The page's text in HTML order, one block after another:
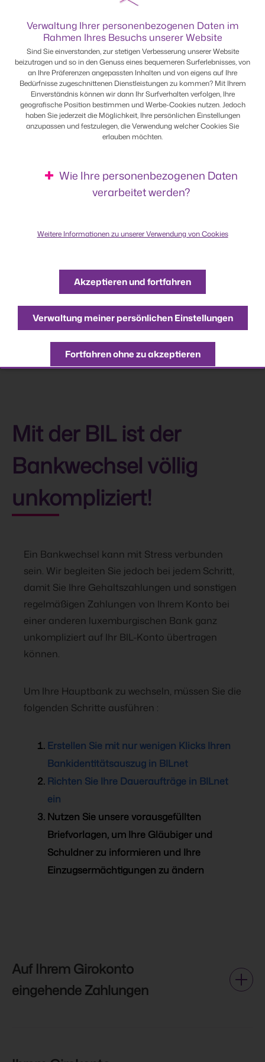
Vereinfachte Verwaltung
und Zeitersparnis
Durch die Zentralisierung Ihrer
Online-Banking-App BILnet können
Sie Ihre Konten überwachen und Ihre
Mit der BIL ist der
Bankwechsel völlig
unkompliziert!
Ein Bankwechsel kann mit Stress verbunden
sein. Wir begleiten Sie jedoch bei jedem Schritt,
damit Sie Ihre Gehaltszahlungen und sonstigen
regelmäßigen Zahlungen von Ihrem Konto bei
einer anderen luxemburgischen Bank ganz
unkompliziert auf Ihr BIL-Konto übertragen
können.
Um Ihre Hauptbank zu wechseln, müssen Sie die
folgenden Schritte ausführen :
Erstellen Sie mit nur wenigen Klicks Ihren
Bankidentitätsauszug in BILnet
Richten Sie Ihre Daueraufträge in BILnet
ein
Nutzen Sie unsere vorausgefüllten
Briefvorlagen, um Ihre Gläubiger und
Schuldner zu informieren und Ihre
Einzugsermächtigungen zu ändern
Auf Ihrem Girokonto
eingehende Zahlungen
Verwaltung Ihrer personenbezogenen Daten im
Rahmen Ihres Besuchs unserer Website
Sind Sie einverstanden, zur stetigen Verbesserung unserer Website
beizutragen und so in den Genuss eines bequemeren Surferlebnisses, von
an Ihre Präferenzen angepassten Inhalten und von eigens auf Ihre
Bedürfnisse zugeschnittenen Dienstleistungen zu kommen? Mit Ihrem
Einverständnis können wir dann Ihr Surfverhalten verfolgen, Ihre
geografische Position bestimmen und Werbe-Cookies nutzen. Jedoch
haben Sie jederzeit die Möglichkeit, Ihre persönlichen Einstellungen
anzupassen und festzulegen, die Verwendung welcher Cookies Sie
erlauben möchten.
Wie Ihre personenbezogenen Daten
verarbeitet werden?
Weitere Informationen zu unserer Verwendung von Cookies
Akzeptieren und fortfahren
Verwaltung meiner persönlichen Einstellungen
Fortfahren ohne zu akzeptieren